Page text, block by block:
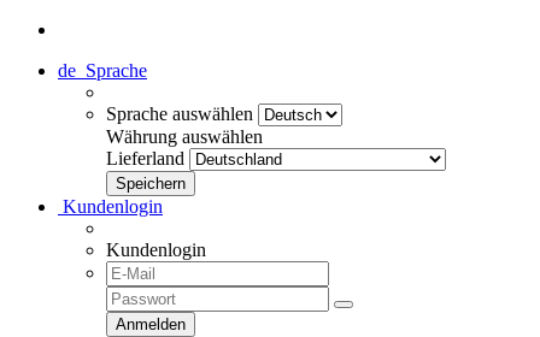
de Sprache
Sprache auswählen
Währung auswählen
Lieferland
Kundenlogin
Kundenlogin